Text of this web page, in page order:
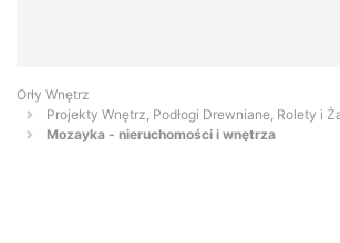
Orły Wnętrz
Projekty Wnętrz, Podłogi Drewniane, Rolety i
Mozayka - nieruchomości i wnętrza